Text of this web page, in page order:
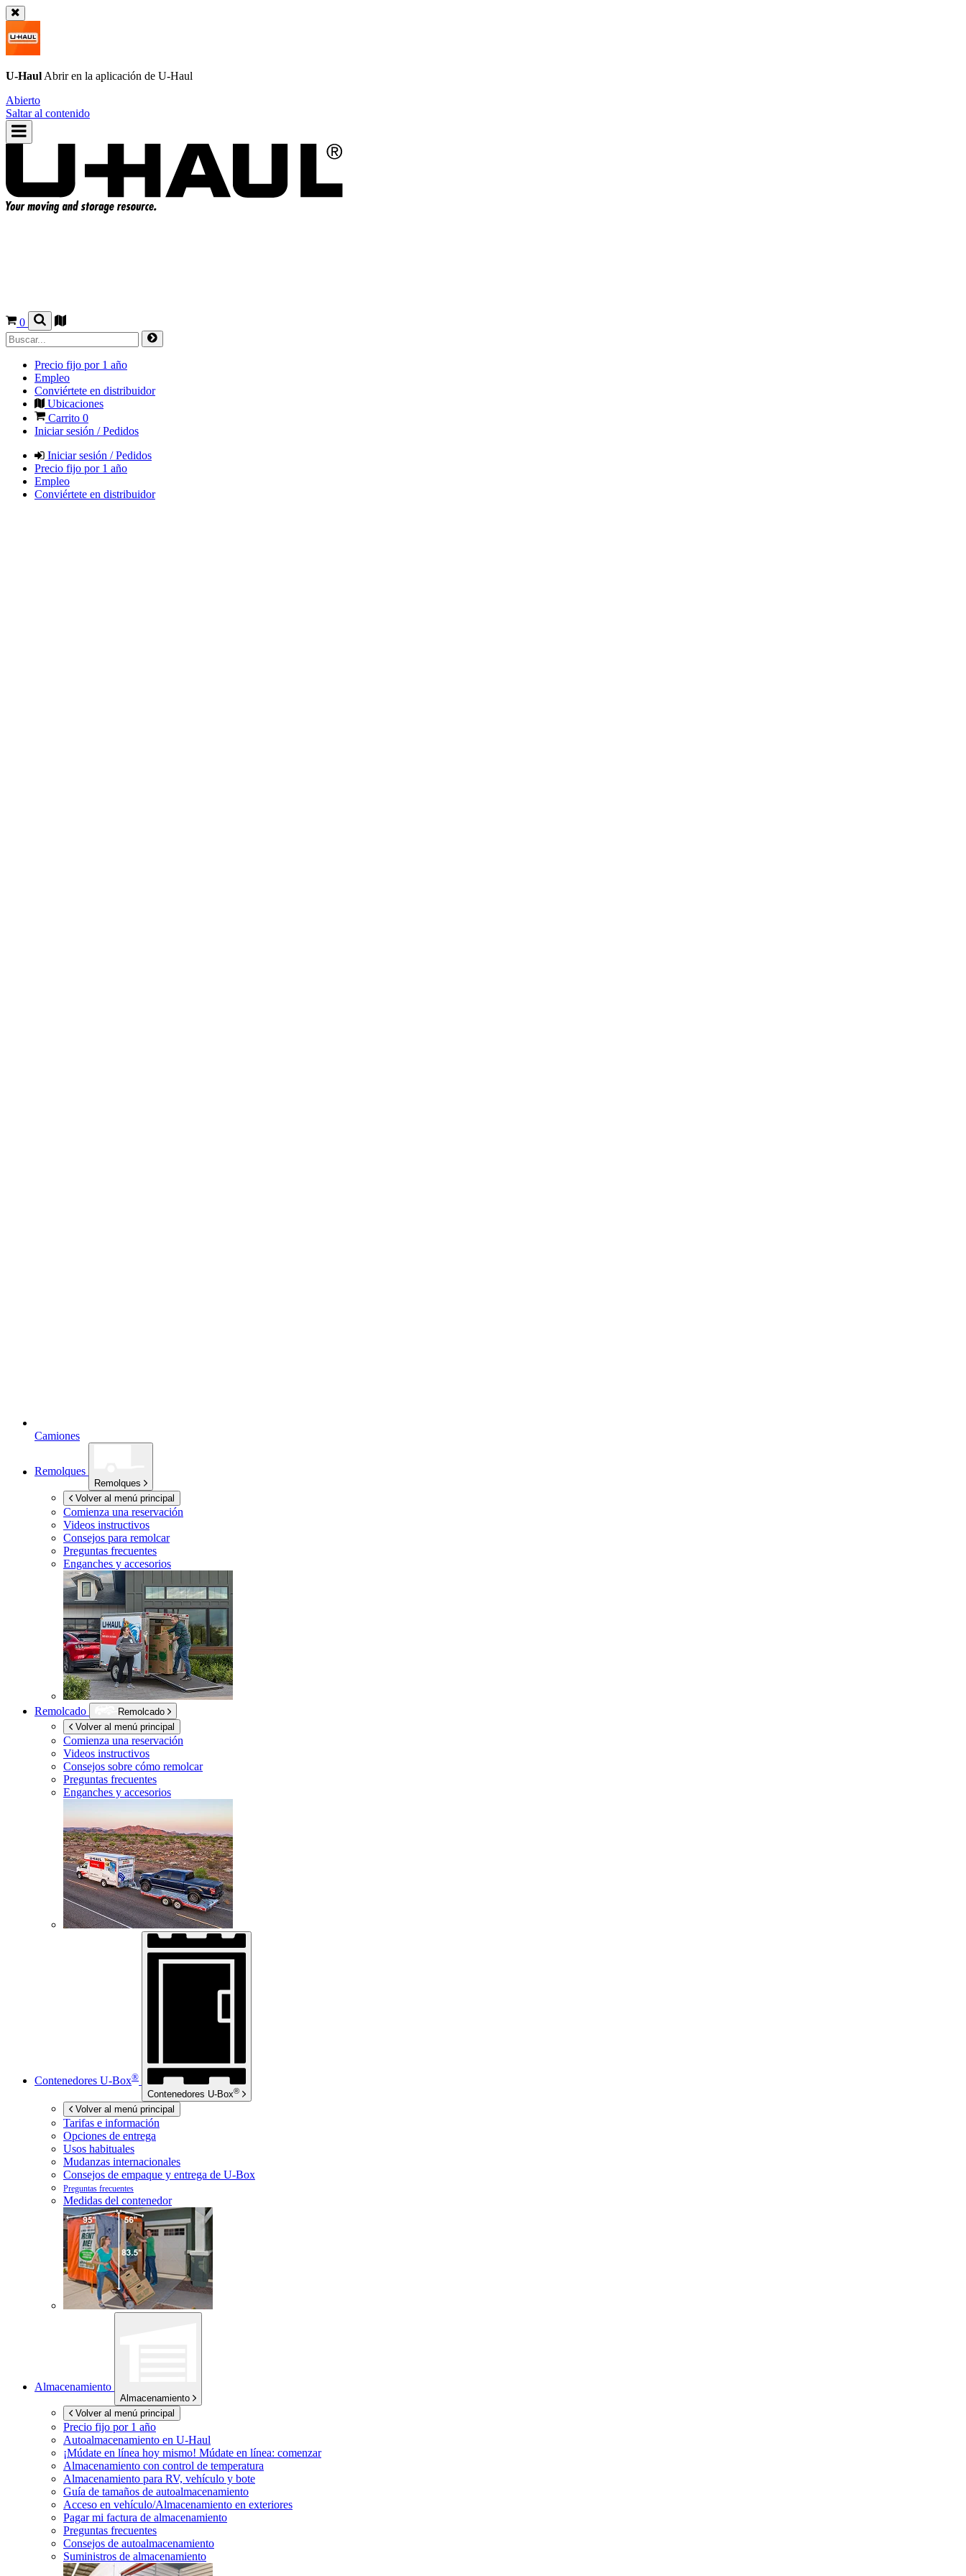
U-Haul Abrir en la aplicación de U-Haul
Abierto
Saltar al contenido
0
Precio fijo por 1 año
Empleo
Conviértete en distribuidor
Ubicaciones
Carrito 0
Iniciar sesión / Pedidos
Iniciar sesión / Pedidos
Precio fijo por 1 año
Empleo
Conviértete en distribuidor
Camiones
Remolques
Remolques
Volver al menú principal
Comienza una reservación
Videos instructivos
Consejos para remolcar
Preguntas frecuentes
Enganches y accesorios
Remolcado
Remolcado
Volver al menú principal
Comienza una reservación
Videos instructivos
Consejos sobre cómo remolcar
Preguntas frecuentes
Enganches y accesorios
Contenedores U-Box®
Contenedores U-Box®
Volver al menú principal
Tarifas e información
Opciones de entrega
Usos habituales
Mudanzas internacionales
Consejos de empaque y entrega de U-Box
Preguntas frecuentes
Medidas del contenedor
Almacenamiento
Almacenamiento
Volver al menú principal
Precio fijo por 1 año
Autoalmacenamiento en U-Haul
¡Múdate en línea hoy mismo! Múdate en línea: comenzar
Almacenamiento con control de temperatura
Almacenamiento para RV, vehículo y bote
Guía de tamaños de autoalmacenamiento
Acceso en vehículo/Almacenamiento en exteriores
Pagar mi factura de almacenamiento
Preguntas frecuentes
Consejos de autoalmacenamiento
Suministros de almacenamiento